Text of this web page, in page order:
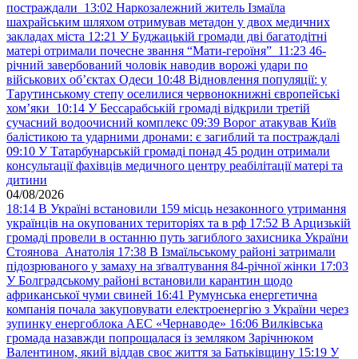
постраждали 13:02 Наркозалежний житель Ізмаїла
шахрайським шляхом отримував метадон у двох медичних
закладах міста 12:21 У Буджацькій громади дві багатодітні
матері отримали почесне звання “Мати-героїня” 11:23 46-
річний завербований чоловік наводив ворожі удари по
військових обʼєктах Одеси 10:48 Відновлення популяції: у
Тарутинському степу оселилися червонокнижні європейські
хом’яки 10:14 У Бессарабській громаді відкрили третій
сучасний водоочисний комплекс 09:39 Ворог атакував Київ
балістикою та ударними дронами: є загиблий та постраждалі
09:10 У Татарбунарській громаді понад 45 родин отримали
консультації фахівців медичного центру реабілітації матері та
дитини
04/08/2026
18:14 В Україні встановили 159 місць незаконного утримання
українців на окупованих територіях та в рф 17:52 В Арцизькій
громаді провели в останню путь загиблого захисника України
Стоянова Анатолія 17:38 В Ізмаїльському районі затримали
підозрюваного у замаху на зґвалтування 84-річної жінки 17:03
У Болградському районі встановили карантин щодо
африканської чуми свиней 16:41 Румунська енергетична
компанія почала закуповувати електроенергію з України через
зупинку енергоблока АЕС «Чернаводе» 16:06 Вилківська
громада назавжди попрощалася із земляком Зарічнюком
Валентином, який віддав своє життя за Батьківщину 15:19 У